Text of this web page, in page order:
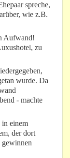
spreche,
wie z.B.
Aufwand!
zu
wurde. Da
- machte
einem
der dort
gewinnen